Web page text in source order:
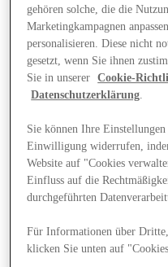
Angebote
gehören solche, die die
Marketingkampagnen
personalisieren. Diese nicht
gesetzt, wenn Sie ihnen
Sie in unserer
Cookie-
Datenschutzerklärung.
Sie können Ihre
Einwilligung widerrufen,
Website auf "Cookies
Einfluss auf die
durchgeführten
Für Informationen über
klicken Sie unten auf